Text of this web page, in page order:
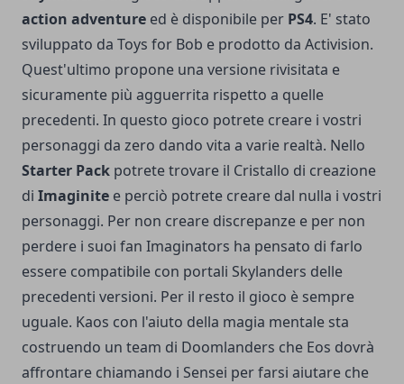
action adventure ed è disponibile per PS4. E' stato
sviluppato da Toys for Bob e prodotto da Activision.
Quest'ultimo propone una versione rivisitata e
sicuramente più agguerrita rispetto a quelle
precedenti. In questo gioco potrete creare i vostri
personaggi da zero dando vita a varie realtà. Nello
Starter Pack potrete trovare il Cristallo di creazione
di Imaginite e perciò potrete creare dal nulla i vostri
personaggi. Per non creare discrepanze e per non
perdere i suoi fan Imaginators ha pensato di farlo
essere compatibile con portali Skylanders delle
precedenti versioni. Per il resto il gioco è sempre
uguale. Kaos con l'aiuto della magia mentale sta
costruendo un team di Doomlanders che Eos dovrà
affrontare chiamando i Sensei per farsi aiutare che